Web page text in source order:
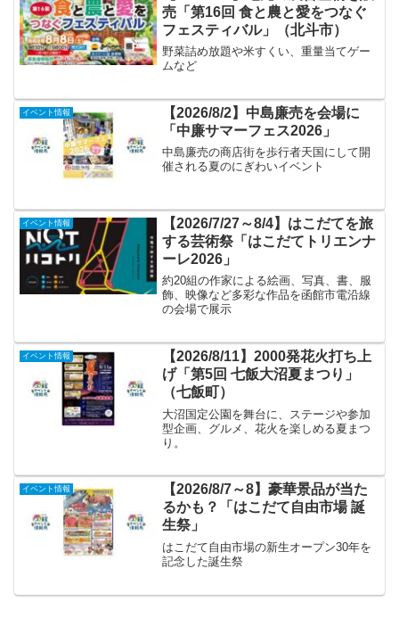
売「第16回 食と農と愛をつなぐ
フェスティバル」（北斗市）
野菜詰め放題や米すくい、重量当てゲー
ムなど
イベント情報
【2026/8/2】中島廉売を会場に
「中廉サマーフェス2026」
中島廉売の商店街を歩行者天国にして開
催される夏のにぎわいイベント
イベント情報
【2026/7/27～8/4】はこだてを旅
する芸術祭「はこだてトリエンナ
ーレ2026」
約20組の作家による絵画、写真、書、服
飾、映像など多彩な作品を函館市電沿線
の会場で展示
イベント情報
【2026/8/11】2000発花火打ち上
げ「第5回 七飯大沼夏まつり」
（七飯町）
大沼国定公園を舞台に、ステージや参加
型企画、グルメ、花火を楽しめる夏まつ
り。
イベント情報
【2026/8/7～8】豪華景品が当た
るかも？「はこだて自由市場 誕
生祭」
はこだて自由市場の新生オープン30年を
記念した誕生祭